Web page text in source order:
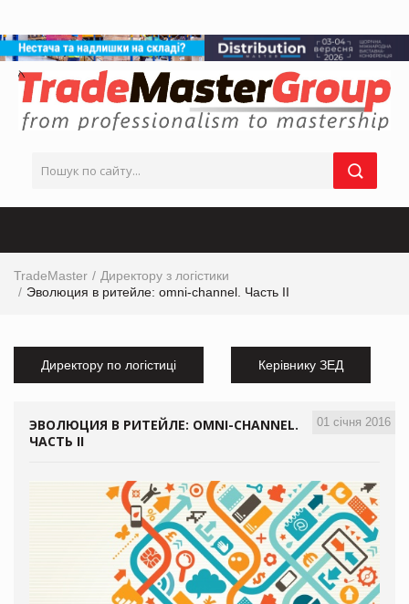
TradeMaster
Директору з логістики
Эволюция в ритейле: omni-channel. Часть II
Директору по логістиці Керівнику ЗЕД
01 січня 2016
ЭВОЛЮЦИЯ В РИТЕЙЛЕ: OMNI-CHANNEL.
ЧАСТЬ II